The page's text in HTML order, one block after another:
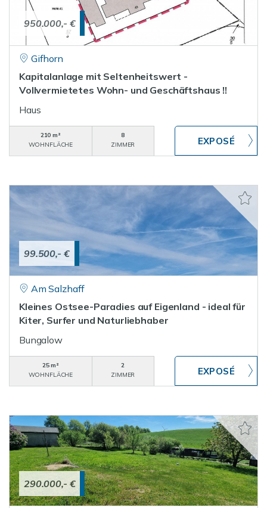
950.000,- €
Gifhorn
Kapitalanlage mit Seltenheitswert -
Vollvermietetes Wohn- und Geschäftshaus !!
Haus
210 m²
WOHNFLÄCHE
8
ZIMMER
99.500,- €
Am Salzhaff
Kleines Ostsee-Paradies auf Eigenland - ideal für
Kiter, Surfer und Naturliebhaber
Bungalow
25 m²
WOHNFLÄCHE
2
ZIMMER
290.000,- €